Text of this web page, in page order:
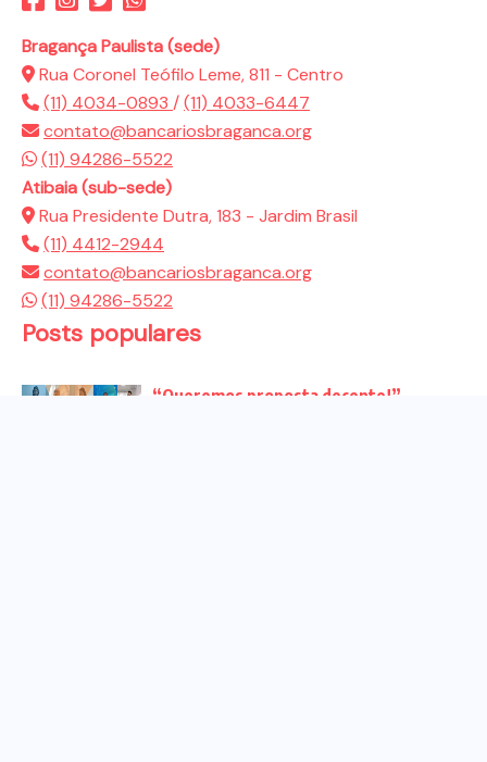
Bragança Paulista (sede)
Rua Coronel Teófilo Leme, 811 - Centro
(11) 4034-0893 /(11) 4033-6447
contato@bancariosbraganca.org
(11) 94286-5522
Atibaia (sub-sede)
Rua Presidente Dutra, 183 - Jardim Brasil
(11) 4412-2944
contato@bancariosbraganca.org
(11) 94286-5522
Posts populares
“Queremos proposta decente!”